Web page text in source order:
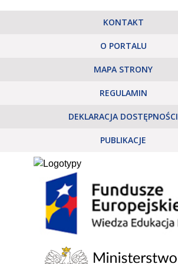
KONTAKT
O PORTALU
MAPA STRONY
REGULAMIN
DEKLARACJA DOSTĘPNOŚCI
PUBLIKACJE